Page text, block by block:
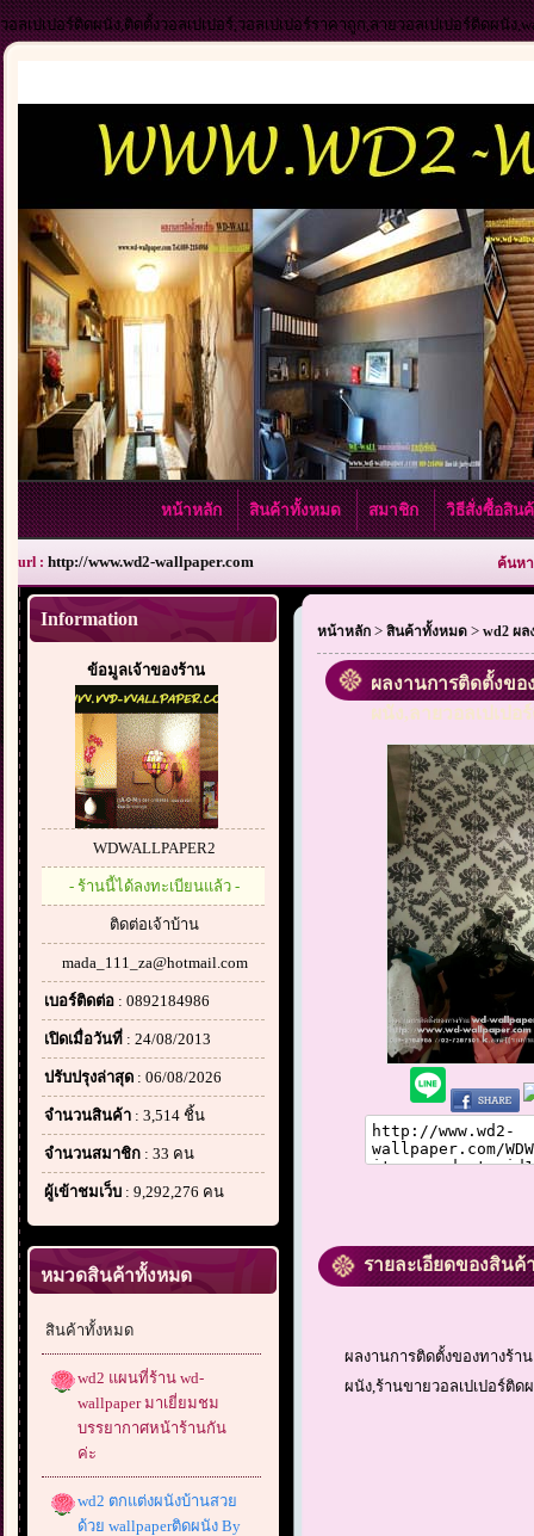
วอลเปเปอร์ติดผนัง,ติดตั้งวอลเปเปอร์,วอลเปเปอร์ราคาถูก,ลายวอลเปเปอร์ติดผนั
หน้าหลัก สินค้าทั้งหมด สมาชิก วิธีสั่งซื้อสิน
url : http://www.wd2-wallpaper.com ค้นห
Information
ข้อมูลเจ้าของร้าน
WDWALLPAPER2
- ร้านนี้ได้ลงทะเบียนแล้ว -
ติดต่อเจ้าบ้าน
mada_111_za@hotmail.com
เบอร์ติดต่อ : 0892184986
เปิดเมื่อวันที่ : 24/08/2013
ปรับปรุงล่าสุด : 06/08/2026
จำนวนสินค้า : 3,514 ชิ้น
จำนวนสมาชิก : 33 คน
ผู้เข้าชมเว็บ : 9,292,276 คน
หมวดสินค้าทั้งหมด
สินค้าทั้งหมด
wd2 แผนที่ร้าน wd-
wallpaper มาเยี่ยมชม
บรรยากาศหน้าร้านกัน
ค่ะ
wd2 ตกแต่งผนังบ้านสวย
ด้วย wallpaperติดผนัง By
หน้าหลัก > สินค้าทั้งหมด > wd2 ผล
ผลงานการติดตั้งขอ
ผนัง,ลายวอลเปเปอ
รายละเอียดของสินค้
ผลงานการติดตั้งของทางร้า
ผนัง,ร้านขายวอลเปเปอร์ติด